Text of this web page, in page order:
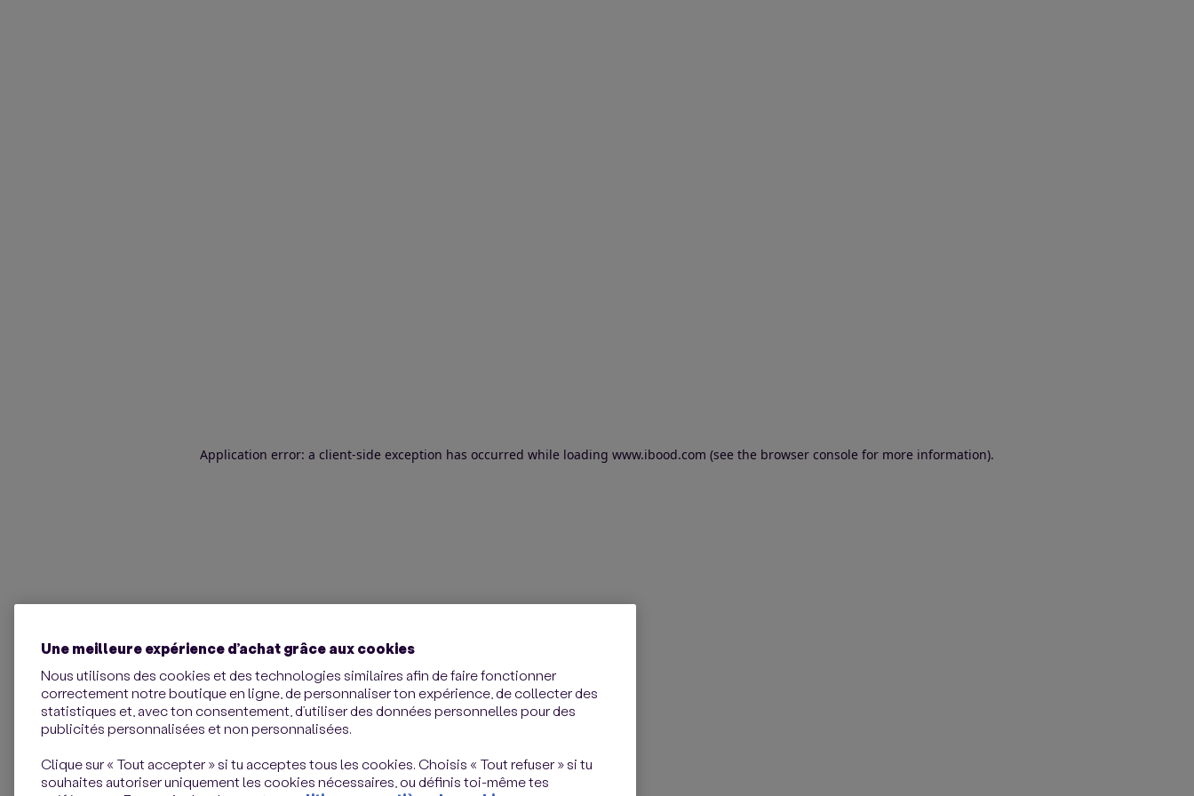
Application error: a client-side exception has occurred while loading www.ibood.com (see the browser console for more information).
Une meilleure expérience d’achat grâce aux cookies
Nous utilisons des cookies et des technologies similaires afin de faire fonctionner
correctement notre boutique en ligne, de personnaliser ton expérience, de collecter des
statistiques et, avec ton consentement, d’utiliser des données personnelles pour des
publicités personnalisées et non personnalisées.
Clique sur « Tout accepter » si tu acceptes tous les cookies. Choisis « Tout refuser » si tu
souhaites autoriser uniquement les cookies nécessaires, ou définis toi-même tes